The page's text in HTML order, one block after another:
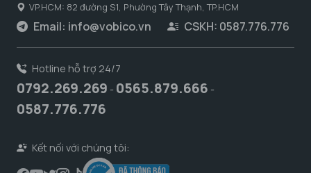
VP.HCM: 82 đường S1, Phường Tây Thạnh, TP.HCM
Email: info@vobico.vn CSKH: 0587.776.776
Hotline hỗ trợ 24/7
0792.269.269 - 0565.879.666 -
0587.776.776
Kết nối với chúng tôi: